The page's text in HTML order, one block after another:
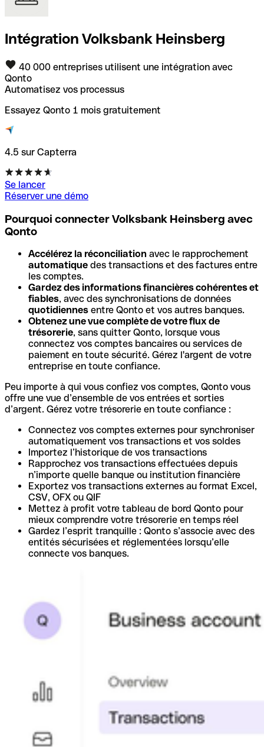
Intégration Volksbank Heinsberg
40 000 entreprises utilisent une intégration avec
Qonto
Automatisez vos processus
Essayez Qonto 1 mois gratuitement
4.5 sur Capterra
Se lancer
Réserver une démo
Pourquoi connecter Volksbank Heinsberg avec
Qonto
Accélérez la réconciliation avec le rapprochement
automatique des transactions et des factures entre
les comptes.
Gardez des informations financières cohérentes et
fiables, avec des synchronisations de données
quotidiennes entre Qonto et vos autres banques.
Obtenez une vue complète de votre flux de
trésorerie, sans quitter Qonto, lorsque vous
connectez vos comptes bancaires ou services de
paiement en toute sécurité. Gérez l'argent de votre
entreprise en toute confiance.
Peu importe à qui vous confiez vos comptes, Qonto vous
offre une vue d’ensemble de vos entrées et sorties
d’argent. Gérez votre trésorerie en toute confiance :
Connectez vos comptes externes pour synchroniser
automatiquement vos transactions et vos soldes
Importez l’historique de vos transactions
Rapprochez vos transactions effectuées depuis
n’importe quelle banque ou institution financière
Exportez vos transactions externes au format Excel,
CSV, OFX ou QIF
Mettez à profit votre tableau de bord Qonto pour
mieux comprendre votre trésorerie en temps réel
Gardez l’esprit tranquille : Qonto s’associe avec des
entités sécurisées et réglementées lorsqu’elle
connecte vos banques.